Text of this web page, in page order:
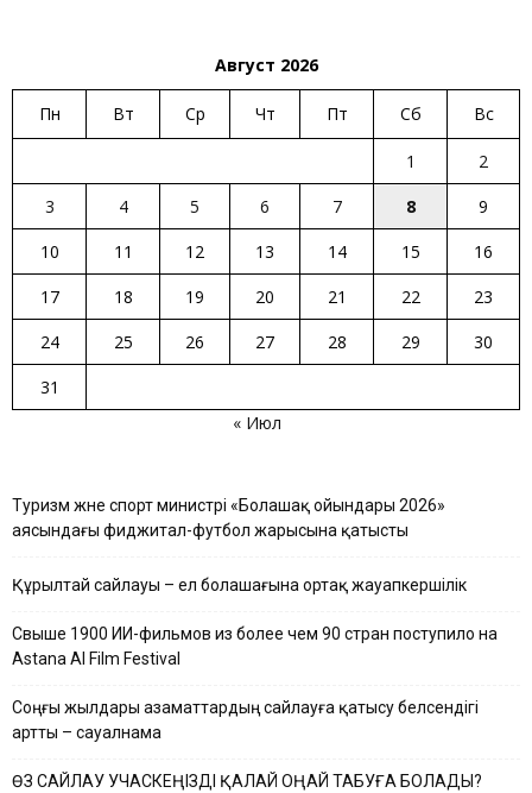
Август 2026
Пн Вт Ср Чт Пт Сб Вс
1
2
3
4 5 6 7 8
9
10
11 12 13 14 15
16
17
18 19 20 21 22
23
24
25 26 27 28 29
30
31
« Июл
Туризм және спорт министрі «Болашақ ойындары 2026»
аясындағы фиджитал-футбол жарысына қатысты
Құрылтай сайлауы – ел болашағына ортақ жауапкершілік
Свыше 1900 ИИ-фильмов из более чем 90 стран поступило на
Astana AI Film Festival
Соңғы жылдары азаматтардың сайлауға қатысу белсендігі
артты – сауалнама
ӨЗ САЙЛАУ УЧАСКЕҢІЗДІ ҚАЛАЙ ОҢАЙ ТАБУҒА БОЛАДЫ?